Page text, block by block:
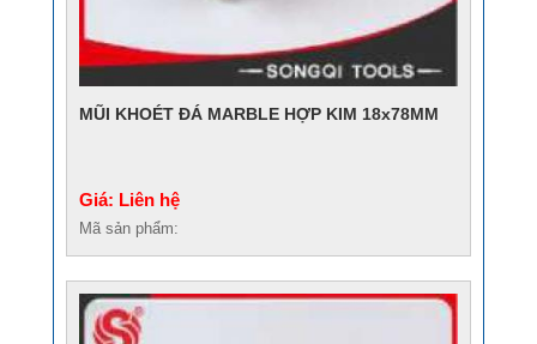
MŨI KHOÉT ĐÁ MARBLE HỢP KIM 18x78MM
Giá: Liên hệ
Mã sản phẩm: